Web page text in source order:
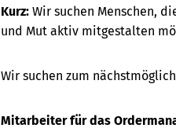
Kurz: Wir suchen Menschen,
und Mut aktiv mitgestalten
Wir suchen zum
Mitarbeiter für das